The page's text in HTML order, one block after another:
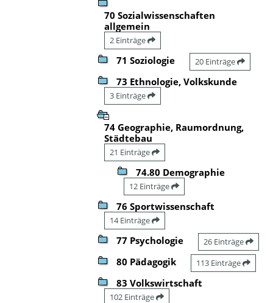
70 Sozialwissenschaften
allgemein
2 Einträge
71 Soziologie 20 Einträge
73 Ethnologie, Volkskunde
3 Einträge
74 Geographie, Raumordnung,
Städtebau
21 Einträge
74.80 Demographie
12 Einträge
76 Sportwissenschaft
14 Einträge
77 Psychologie 26 Einträge
80 Pädagogik 113 Einträge
83 Volkswirtschaft
102 Einträge